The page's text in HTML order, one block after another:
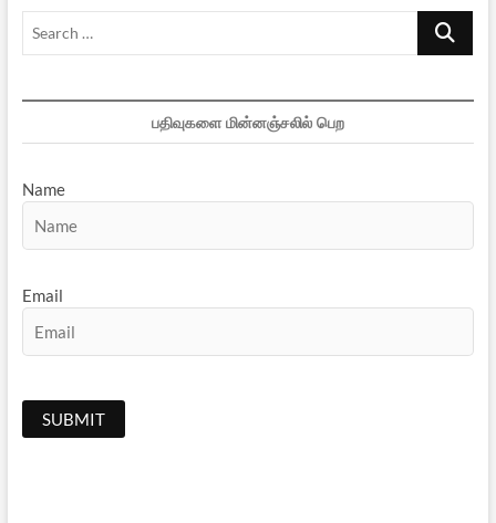
Search
பதிவுகளை மின்னஞ்சலில் பெற
Name
Email